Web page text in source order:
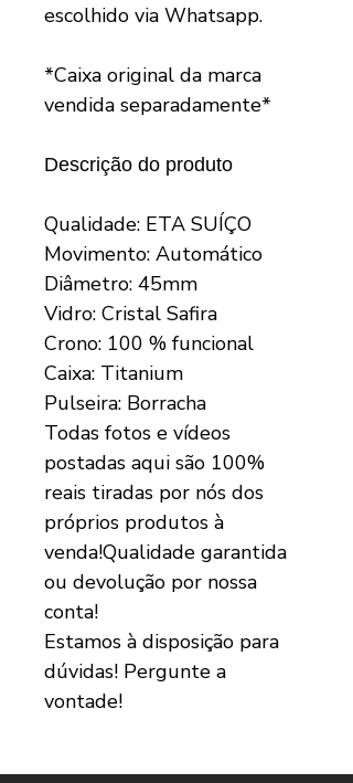
escolhido via Whatsapp.
*Caixa original da marca
vendida separadamente*
Descrição do produto
Qualidade: ETA SUÍÇO
Movimento: Automático
Diâmetro: 45mm
Vidro: Cristal Safira
Crono: 100 % funcional
Caixa: Titanium
Pulseira: Borracha
Todas fotos e vídeos
postadas aqui são 100%
reais tiradas por nós dos
próprios produtos à
venda!Qualidade garantida
ou devolução por nossa
conta!
Estamos à disposição para
dúvidas! Pergunte a
vontade!